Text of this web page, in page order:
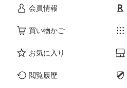
会員情報
買い物かご
お気に入り
閲覧履歴